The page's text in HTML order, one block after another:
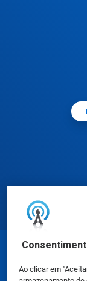
Ao clicar em